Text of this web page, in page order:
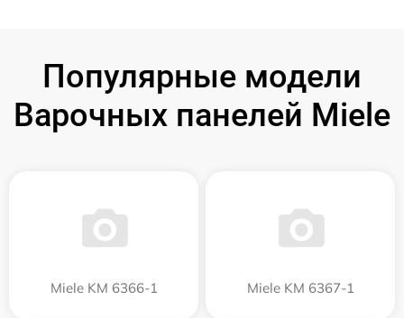
Популярные модели
Варочных панелей Miele
Miele KM 6366-1 Miele KM 6367-1